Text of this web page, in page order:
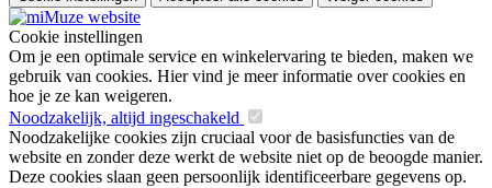
Cookie instellingen
Om je een optimale service en winkelervaring te bieden, maken we
gebruik van cookies. Hier vind je meer informatie over cookies en
hoe je ze kan weigeren.
Noodzakelijk, altijd ingeschakeld
Noodzakelijke cookies zijn cruciaal voor de basisfuncties van de
website en zonder deze werkt de website niet op de beoogde manier.
Deze cookies slaan geen persoonlijk identificeerbare gegevens op.